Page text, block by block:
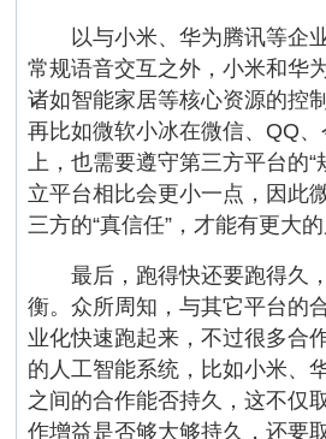
以与小米、华为腾讯等企业
常规语音交互之外，小米和华
诸如智能家居等核心资源的控
再比如微软小冰在微信、QQ
上，也需要遵守第三方平台的
立平台相比会更小一点，因此
三方的“真信任”，才能有更大的
最后，跑得快还要跑得久
衡。众所周知，与其它平台的
业化快速跑起来，不过很多合
的人工智能系统，比如小米、
之间的合作能否持久，这不仅
作增益是否够大够持久，还要